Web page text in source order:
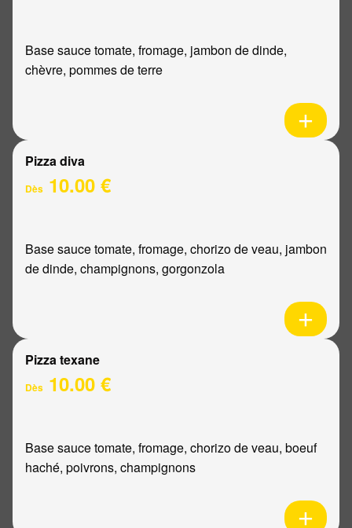
Base sauce tomate, fromage, jambon de dinde,
chèvre, pommes de terre
Pizza diva
Dès 10.00 €
Base sauce tomate, fromage, chorizo de veau, jambon
de dinde, champignons, gorgonzola
Pizza texane
Dès 10.00 €
Base sauce tomate, fromage, chorizo de veau, boeuf
haché, poivrons, champignons